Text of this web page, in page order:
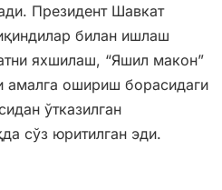
Президент Шавкат
билан ишлаш
яхшилаш, “Яшил макон”
амалга ошириш борасидаги
ўтказилган
сўз юритилган эди.